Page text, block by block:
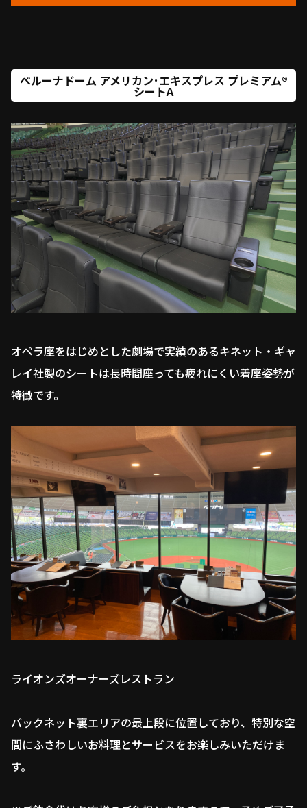
ベルーナドーム アメリカン･エキスプレス プレミアム®
シートA
オペラ座をはじめとした劇場で実績のあるキネット・ギャ
レイ社製のシートは長時間座っても疲れにくい着座姿勢が
特徴です。
ライオンズオーナーズレストラン
バックネット裏エリアの最上段に位置しており、特別な空
間にふさわしいお料理とサービスをお楽しみいただけま
す。